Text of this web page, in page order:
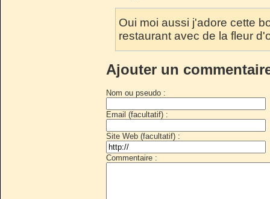
Oui moi aussi j'adore cette
restaurant avec de la fleur
Ajouter un
Nom ou pseudo :
Email (facultatif) :
Site Web (facultatif) :
Commentaire :